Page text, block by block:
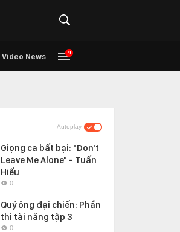
Video News 9
Autoplay
Giọng ca bất bại: "Don't
Leave Me Alone" - Tuấn
Hiếu
0
Quý ông đại chiến: Phần
thi tài năng tập 3
0